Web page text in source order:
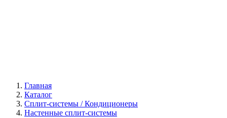
Главная
Каталог
Сплит-системы / Кондиционеры
Настенные сплит-системы